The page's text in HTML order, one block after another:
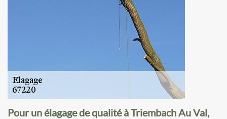
Pour un élagage de qualité à Triembach Au Val,